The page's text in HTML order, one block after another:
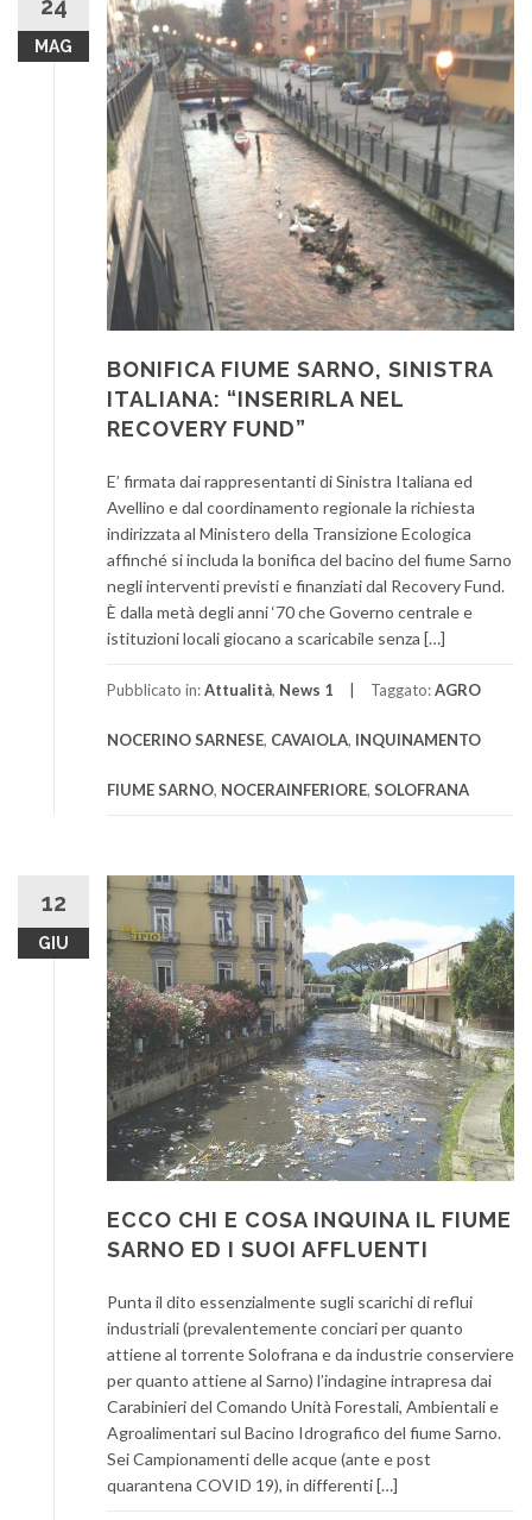
MAG
BONIFICA FIUME SARNO, SINISTRA
ITALIANA: “INSERIRLA NEL
RECOVERY FUND”
E’ firmata dai rappresentanti di Sinistra Italiana ed
Avellino e dal coordinamento regionale la richiesta
indirizzata al Ministero della Transizione Ecologica
affinché si includa la bonifica del bacino del fiume Sarno
negli interventi previsti e finanziati dal Recovery Fund.
È dalla metà degli anni ‘70 che Governo centrale e
istituzioni locali giocano a scaricabile senza […]
Pubblicato in:Attualità, News 1 Taggato:AGRO
NOCERINO SARNESE, CAVAIOLA, INQUINAMENTO
FIUME SARNO, NOCERAINFERIORE, SOLOFRANA
12
GIU
ECCO CHI E COSA INQUINA IL FIUME
SARNO ED I SUOI AFFLUENTI
Punta il dito essenzialmente sugli scarichi di reflui
industriali (prevalentemente conciari per quanto
attiene al torrente Solofrana e da industrie conserviere
per quanto attiene al Sarno) l’indagine intrapresa dai
Carabinieri del Comando Unità Forestali, Ambientali e
Agroalimentari sul Bacino Idrografico del fiume Sarno.
Sei Campionamenti delle acque (ante e post
quarantena COVID 19), in differenti […]